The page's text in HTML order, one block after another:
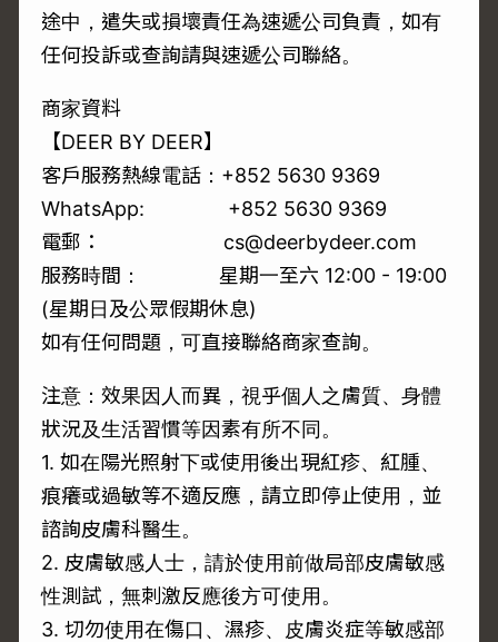
途中，遣失或損壞責任為速遞公司負責，如有
任何投訴或查詢請與速遞公司聯絡。
商家資料
【DEER BY DEER】
客戶服務熱線電話：+852 5630 9369
WhatsApp:
+852 5630 9369
電郵： cs@deerbydeer.com
服務時間： 星期一至六 12:00 - 19:00
(星期日及公眾假期休息)
如有任何問題，可直接聯絡商家查詢。
注意：效果因人而異，視乎個人之膚質、身體
狀況及生活習慣等因素有所不同。
1. 如在陽光照射下或使用後出現紅疹、紅腫、
痕癢或過敏等不適反應，請立即停止使用，並
諮詢皮膚科醫生。
2. 皮膚敏感人士，請於使用前做局部皮膚敏感
性測試，無刺激反應後方可使用。
3. 切勿使用在傷口、濕疹、皮膚炎症等敏感部